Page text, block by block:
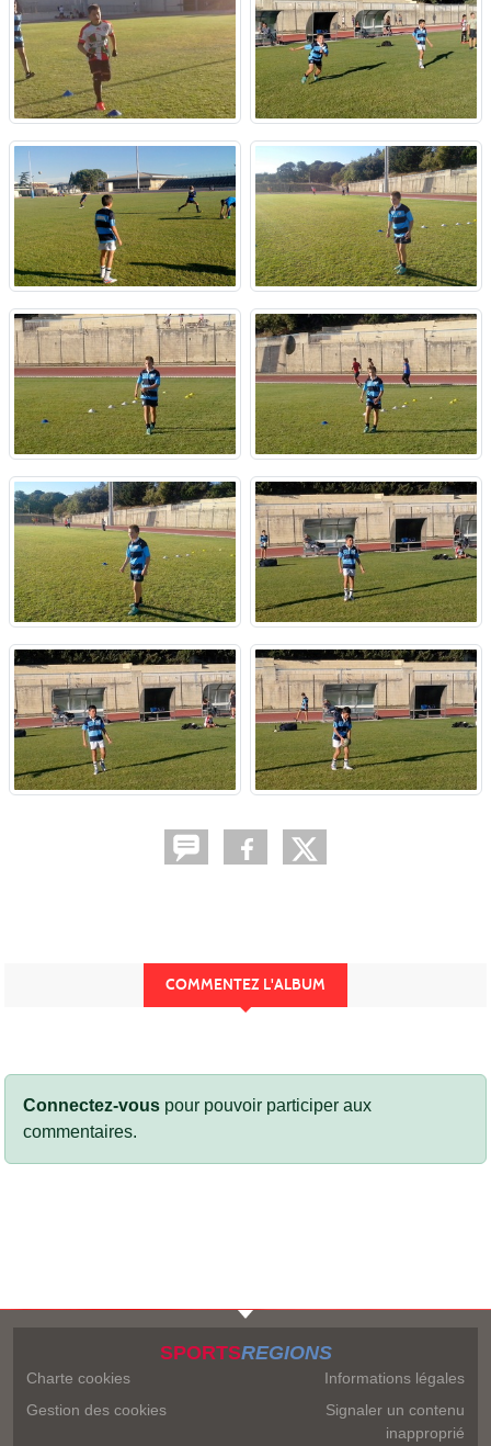
COMMENTEZ L'ALBUM
Connectez-vous pour pouvoir participer aux
commentaires.
SPORTSREGIONS
Charte cookies
Gestion des cookies
Informations légales
Signaler un contenu
inapproprié